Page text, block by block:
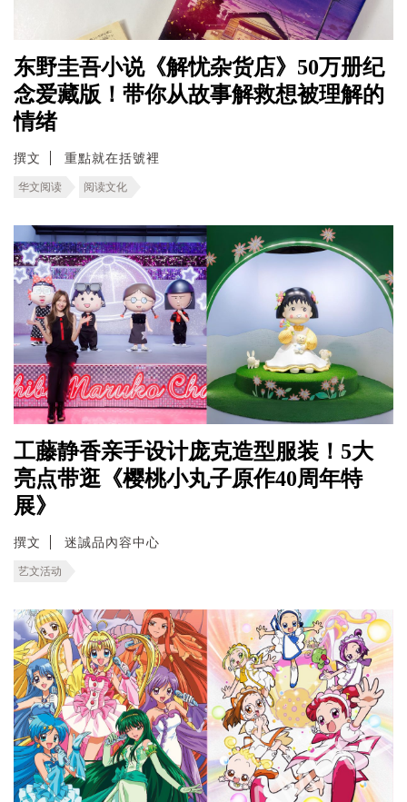
东野圭吾小说《解忧杂货店》50万册纪
念爱藏版！带你从故事解救想被理解的
情绪
撰文 重點就在括號裡
华文阅读 阅读文化
工藤静香亲手设计庞克造型服装！5大
亮点带逛《樱桃小丸子原作40周年特
展》
撰文 迷誠品內容中心
艺文活动